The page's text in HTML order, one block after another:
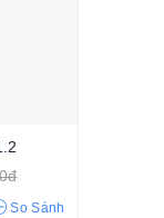
So Sánh